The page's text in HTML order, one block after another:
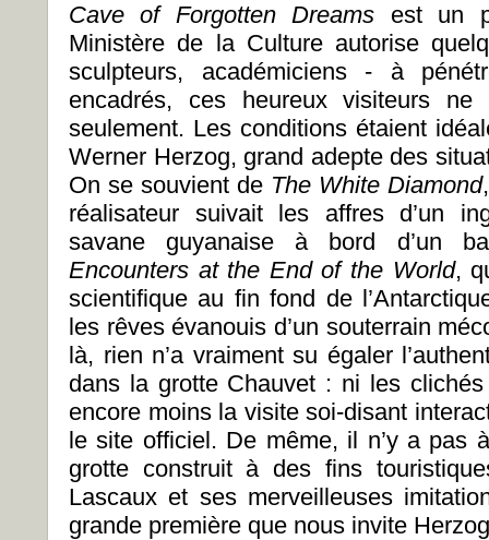
Cave of Forgotten Dreams est un
Ministère de la Culture autorise
sculpteurs, académiciens - à
encadrés, ces heureux visiteurs ne
seulement. Les conditions étaient
Werner Herzog, grand adepte des
On se souvient de The White Diamond
réalisateur suivait les affres d’un
savane guyanaise à bord d’un
Encounters at the End of the World,
scientifique au fin fond de
les rêves évanouis d’un souterrain
là, rien n’a vraiment su égaler
dans la grotte Chauvet : ni les
encore moins la visite soi-disant
le site officiel. De même, il n’y a pas
grotte construit à des fins
Lascaux et ses merveilleuses
grande première que nous invite